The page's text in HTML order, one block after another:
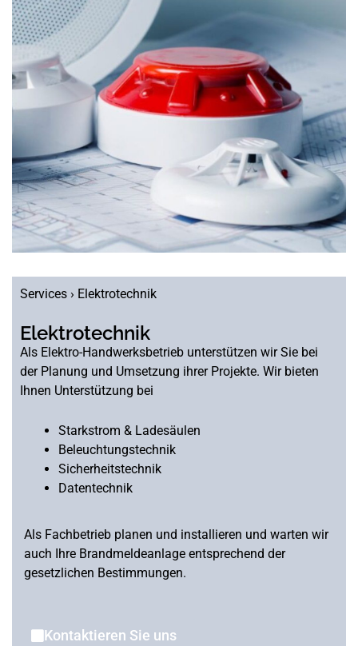
Services › Elektrotechnik
Elektrotechnik
Als Elektro-Handwerksbetrieb unterstützen wir Sie bei
der Planung und Umsetzung ihrer Projekte. Wir bieten
Ihnen Unterstützung bei
Starkstrom & Ladesäulen
Beleuchtungstechnik
Sicherheitstechnik
Datentechnik
Als Fachbetrieb planen und installieren und warten wir
auch Ihre Brandmeldeanlage entsprechend der
gesetzlichen Bestimmungen.
Kontaktieren Sie uns